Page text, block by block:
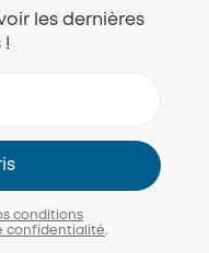
les dernières
!
conditions
confidentialité.